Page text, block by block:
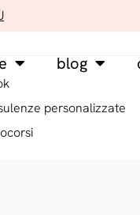
blog
personalizzate